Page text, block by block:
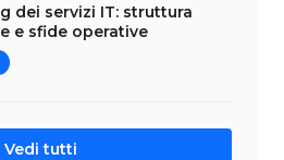
dei servizi IT: struttura
e sfide operative
Vedi tutti